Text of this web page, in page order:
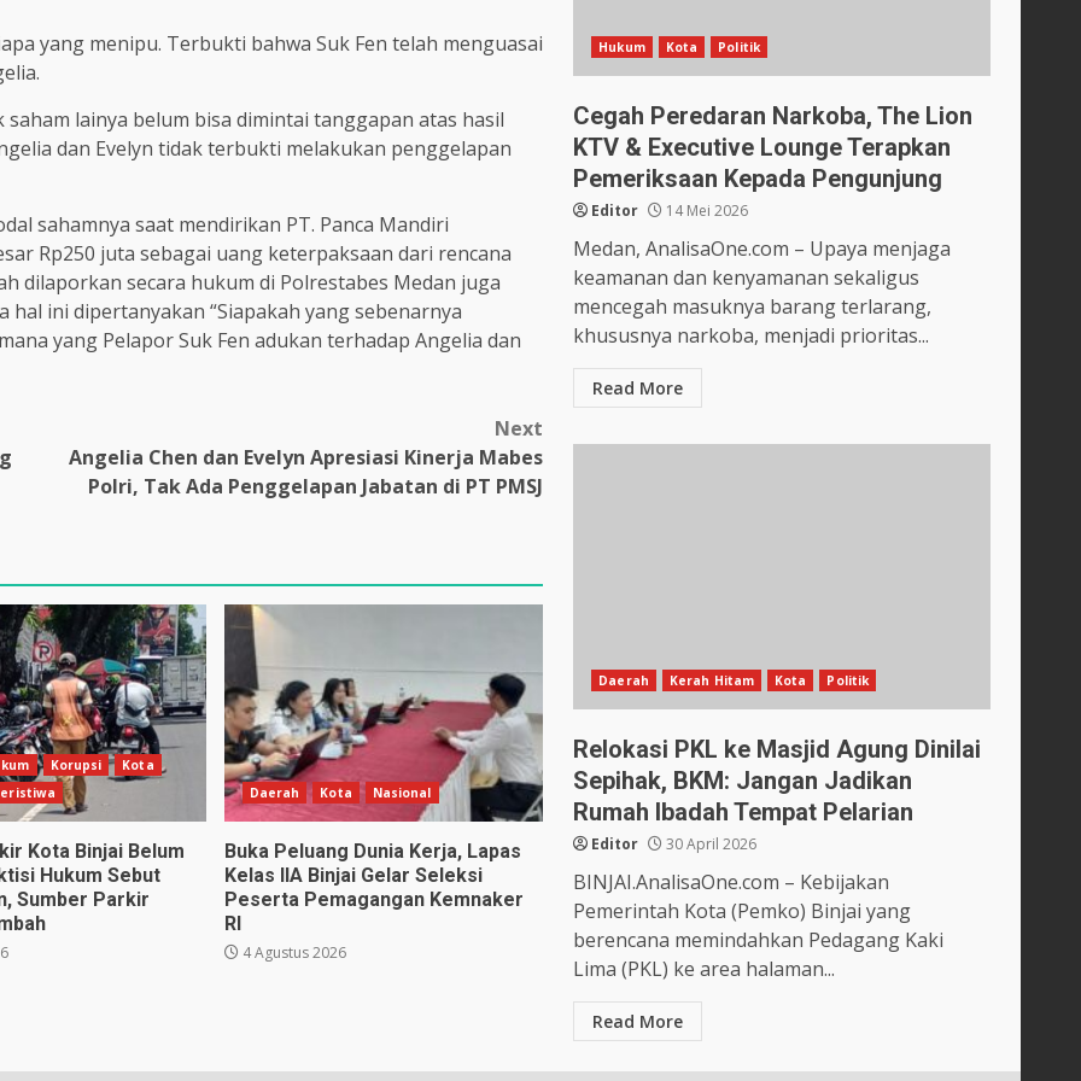
yang menipu. Terbukti bahwa Suk Fen telah menguasai
lainya belum bisa dimintai tanggapan atas hasil
dan Evelyn tidak terbukti melakukan penggelapan
sahamnya saat mendirikan PT. Panca Mandiri
Rp250 juta sebagai uang keterpaksaan dari rencana
dilaporkan secara hukum di Polrestabes Medan juga
ini dipertanyakan “Siapakah yang sebenarnya
yang Pelapor Suk Fen adukan terhadap Angelia dan
Next
Angelia Chen dan Evelyn Apresiasi Kinerja Mabes
Polri, Tak Ada Penggelapan Jabatan di PT PMSJ
Korupsi
Kota
Kota Binjai Belum
Hukum Sebut
Sumber Parkir
Daerah Kota Nasional
Buka Peluang Dunia Kerja, Lapas
Kelas IIA Binjai Gelar Seleksi
Peserta Pemagangan Kemnaker
RI
4 Agustus 2026
Hukum Kota Politik
Cegah Peredaran Narkoba, The Lion
KTV & Executive Lounge Terapkan
Pemeriksaan Kepada Pengunjung
Editor 14 Mei 2026
Medan, AnalisaOne.com – Upaya menjaga
keamanan dan kenyamanan sekaligus
mencegah masuknya barang terlarang,
khususnya narkoba, menjadi prioritas...
Read More
Daerah Kerah Hitam Kota Politik
Relokasi PKL ke Masjid Agung Dinilai
Sepihak, BKM: Jangan Jadikan
Rumah Ibadah Tempat Pelarian
Editor 30 April 2026
BINJAI.AnalisaOne.com – Kebijakan
Pemerintah Kota (Pemko) Binjai yang
berencana memindahkan Pedagang Kaki
Lima (PKL) ke area halaman...
Read More